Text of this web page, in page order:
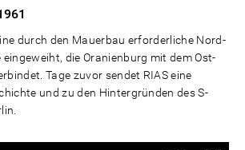
durch den Mauerbau erforderliche Nord-
eingeweiht, die Oranienburg mit dem Ost-
Tage zuvor sendet RIAS eine
und zu den Hintergründen des S-